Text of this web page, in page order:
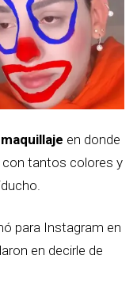
en donde
con tantos colores y
para Instagram en
en decirle de